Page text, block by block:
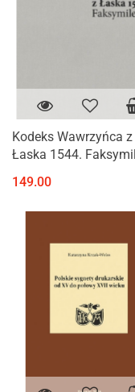
Kodeks Wawrzyńca z
Łaska 1544.
149.00